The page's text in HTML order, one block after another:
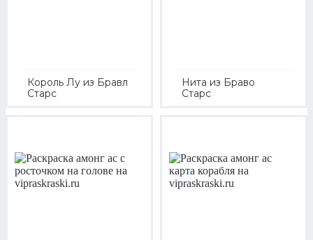
Король Лу из Бравл
Старс
Нита из Браво
Старс